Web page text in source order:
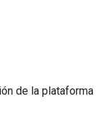
de la plataforma